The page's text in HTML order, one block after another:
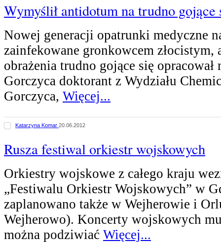
Wymyślił antidotum na trudno gojące
Nowej generacji opatrunki medyczne
zainfekowane gronkowcem złocistym,
obrażenia trudno gojące się
Gorczyca doktorant z Wydziału
Gorczyca, Więcej...
Katarzyna Komar 20.06.2012
Rusza festiwal orkiestr wojskowych
Orkiestry wojskowe z całego kraju
„Festiwalu Orkiestr Wojskowych” w
zaplanowano także w Wejherowie i
Wejherowo). Koncerty wojskowych
można podziwiać Więcej...